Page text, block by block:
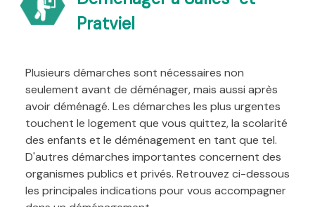
Pratviel
Plusieurs démarches sont nécessaires non
seulement avant de déménager, mais aussi après
avoir déménagé. Les démarches les plus urgentes
touchent le logement que vous quittez, la scolarité
des enfants et le déménagement en tant que tel.
D'autres démarches importantes concernent des
organismes publics et privés. Retrouvez ci-dessous
les principales indications pour vous accompagner